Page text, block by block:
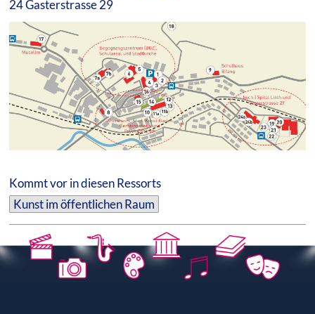
24 Gasterstrasse 29
Kommt vor in diesen Ressorts
Kunst im öffentlichen Raum